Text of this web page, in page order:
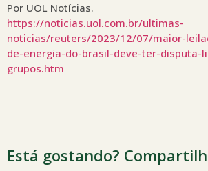
Por UOL Notícias.
https://noticias.uol.com.br/ultimas-
noticias/reuters/2023/12/07/maior-
de-energia-do-brasil-deve-ter-disputa-
grupos.htm
Está gostando?